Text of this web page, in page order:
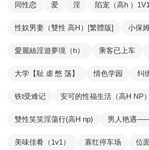
同性恋 爱 淫 陷宠（高h ）1V1
性奴男妻（雙性 高H）[繁體版] 小保
愛麗絲淫遊夢境（h） 乘客已上车
大学【耻 虐 憋 荡】 情色学园 纠
铁t受难记 安可的性福生活（高H NP）
雙性笑笑淫蕩行(高H np) 男人艳遇
美味佳肴（1v1） 寡红停车场 位